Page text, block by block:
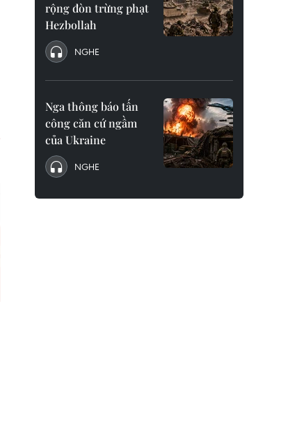
rộng đòn trừng phạt
Hezbollah
NGHE
Nga thông báo tấn
công căn cứ ngầm
của Ukraine
NGHE